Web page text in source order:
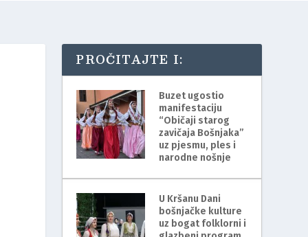
PROČITAJTE I:
Buzet ugostio
manifestaciju
“Običaji starog
zavičaja Bošnjaka”
uz pjesmu, ples i
narodne nošnje
U Kršanu Dani
bošnjačke kulture
uz bogat folklorni i